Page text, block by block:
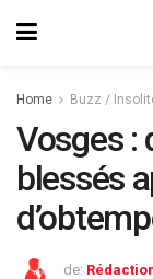
Home Buzz /
Vosges :
blessés
de: